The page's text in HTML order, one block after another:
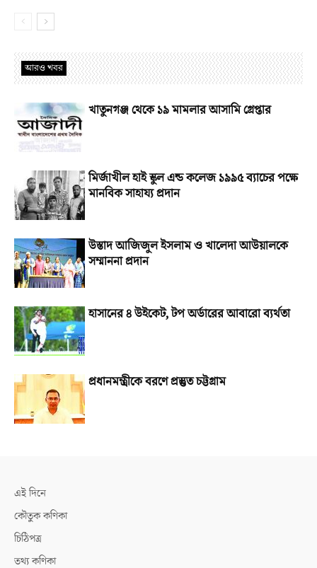
আরও খবর
খাতুনগঞ্জ থেকে ১৯ মামলার আসামি গ্রেপ্তার
মির্জাখীল হাই স্কুল এন্ড কলেজ ১৯৯৫ ব্যাচের পক্ষে
মানবিক সাহায্য প্রদান
উস্তাদ আজিজুল ইসলাম ও খালেদা আউয়ালকে
সম্মাননা প্রদান
হাসানের ৪ উইকেট, টপ অর্ডারের আবারো ব্যর্থতা
প্রধানমন্ত্রীকে বরণে প্রস্তুত চট্টগ্রাম
এই দিনে
কৌতুক কণিকা
চিঠিপত্র
তথ্য কণিকা